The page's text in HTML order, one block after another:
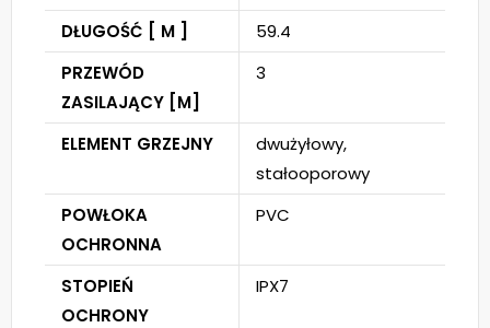
DŁUGOŚĆ [ M ]
59.4
PRZEWÓD
ZASILAJĄCY [M]
3
ELEMENT GRZEJNY
dwużyłowy,
stałooporowy
POWŁOKA
OCHRONNA
PVC
STOPIEŃ
OCHRONY
IPX7